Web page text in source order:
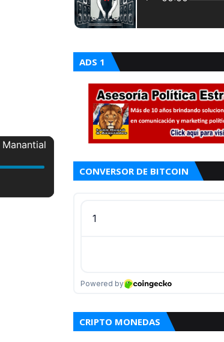
ADS 1
CONVERSOR DE BITCOIN
CRIPTO MONEDAS